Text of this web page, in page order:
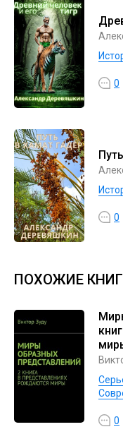
0
0
ПОХОЖИЕ
0